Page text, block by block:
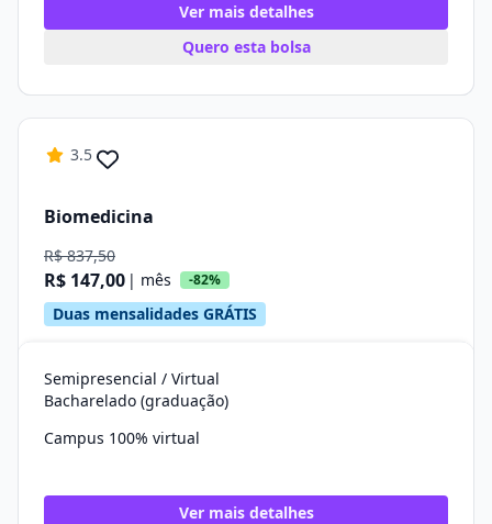
Ver mais detalhes
Quero esta bolsa
3.5
Biomedicina
R$ 837,50
R$ 147,00 | mês -82%
Duas mensalidades GRÁTIS
Semipresencial / Virtual
Bacharelado (graduação)
Campus 100% virtual
Ver mais detalhes